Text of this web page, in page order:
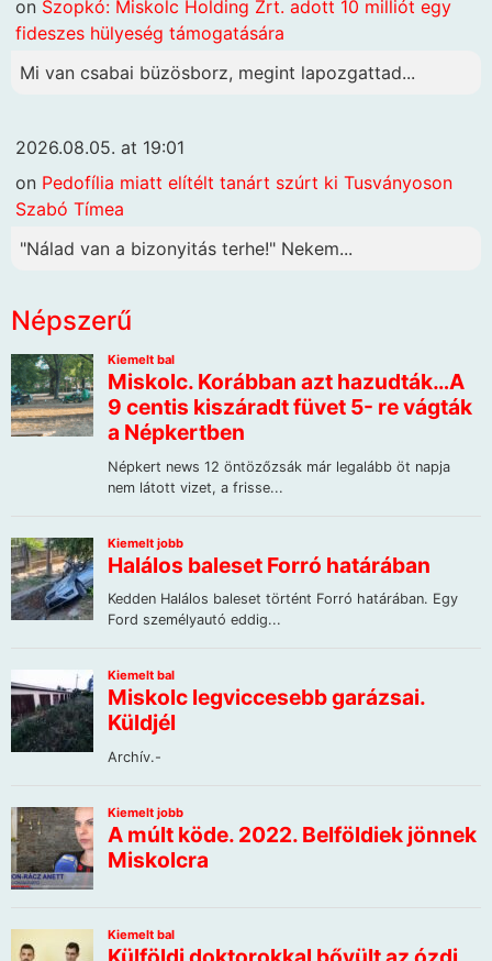
on Szopkó: Miskolc Holding Zrt. adott 10 milliót egy
fideszes hülyeség támogatására
Mi van csabai büzösborz, megint lapozgattad...
2026.08.05. at 19:01
on Pedofília miatt elítélt tanárt szúrt ki Tusványoson
Szabó Tímea
"Nálad van a bizonyitás terhe!" Nekem...
Népszerű